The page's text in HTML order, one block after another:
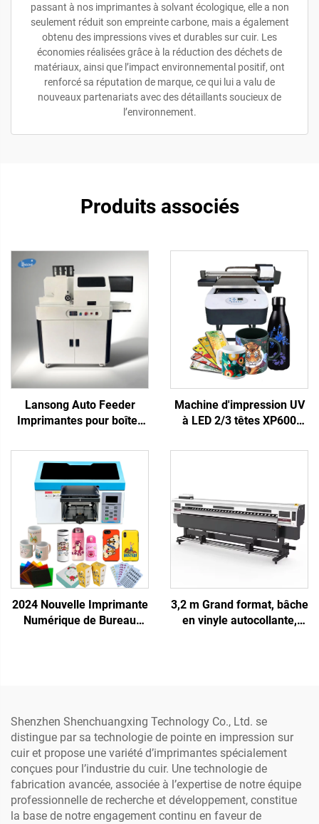
passant à nos imprimantes à solvant écologique, elle a non
seulement réduit son empreinte carbone, mais a également
obtenu des impressions vives et durables sur cuir. Les
économies réalisées grâce à la réduction des déchets de
matériaux, ainsi que l’impact environnemental positif, ont
renforcé sa réputation de marque, ce qui lui a valu de
nouveaux partenariats avec des détaillants soucieux de
l’environnement.
Produits associés
Lansong Auto Feeder
Imprimantes pour boîtes
impression sur sacs en
papier, imprimante jet
d'encre en une seule
passe pour carton avec
tête HP et ordinateur
Machine d'impression UV
à LED 2/3 têtes XP600
6090 pour matériaux
impression sur métal
2024 Nouvelle Imprimante
Numérique de Bureau
3,2 m Grand format, bâche
en vinyle autocollante,
Shenzhen Shenchuangxing Technology Co., Ltd. se
distingue par sa technologie de pointe en impression sur
cuir et propose une variété d’imprimantes spécialement
conçues pour l’industrie du cuir. Une technologie de
fabrication avancée, associée à l’expertise de notre équipe
professionnelle de recherche et développement, constitue
la base de notre engagement continu en faveur de